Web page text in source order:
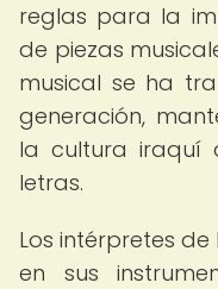
reglas para la
de piezas
musical se ha
generación,
la cultura iraquí
letras.
Los intérpretes
en sus